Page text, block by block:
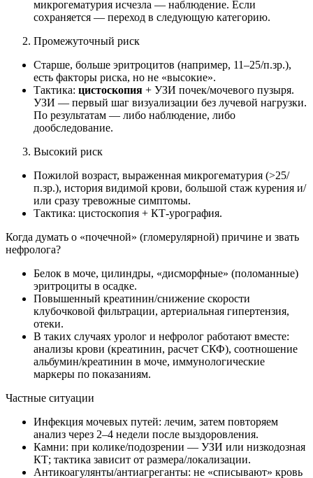
микрогематурия исчезла — наблюдение. Если
сохраняется — переход в следующую категорию.
Промежуточный риск
Старше, больше эритроцитов (например, 11–25/п.зр.),
есть факторы риска, но не «высокие».
Тактика: цистоскопия + УЗИ почек/мочевого пузыря.
УЗИ — первый шаг визуализации без лучевой нагрузки.
По результатам — либо наблюдение, либо
дообследование.
Высокий риск
Пожилой возраст, выраженная микрогематурия (>25/
п.зр.), история видимой крови, большой стаж курения и/
или сразу тревожные симптомы.
Тактика: цистоскопия + КТ‑урография.
Когда думать о «почечной» (гломерулярной) причине и звать
нефролога?
Белок в моче, цилиндры, «дисморфные» (поломанные)
эритроциты в осадке.
Повышенный креатинин/снижение скорости
клубочковой фильтрации, артериальная гипертензия,
отеки.
В таких случаях уролог и нефролог работают вместе:
анализы крови (креатинин, расчет СКФ), соотношение
альбумин/креатинин в моче, иммунологические
маркеры по показаниям.
Частные ситуации
Инфекция мочевых путей: лечим, затем повторяем
анализ через 2–4 недели после выздоровления.
Камни: при колике/подозрении — УЗИ или низкодозная
КТ; тактика зависит от размера/локализации.
Антикоагулянты/антиагреганты: не «списывают» кровь